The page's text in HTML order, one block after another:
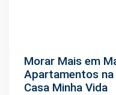
Morar Mais em
Apartamentos na
Casa Minha Vida